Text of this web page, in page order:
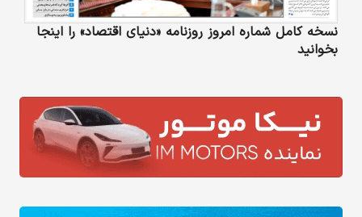
نسخه کامل شماره امروز روزنامه «دنیای‌ اقتصاد» را اینجا
بخوانید